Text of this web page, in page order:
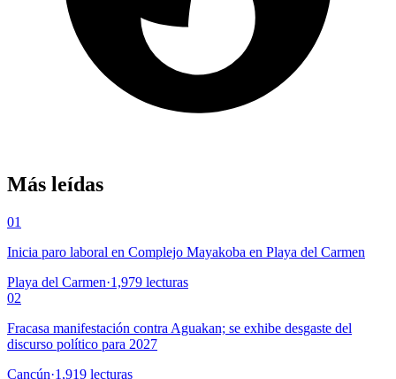
Más leídas
01
Inicia paro laboral en Complejo Mayakoba en Playa del Carmen
Playa del Carmen·1,979 lecturas
02
Fracasa manifestación contra Aguakan; se exhibe desgaste del
discurso político para 2027
Cancún·1,919 lecturas